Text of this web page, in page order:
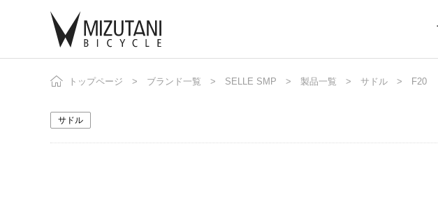
自転車 自転車パーツ
ニュース プレス
トップページ ブランド一覧 SELLE SMP 製品一覧 サドル F20
サドル